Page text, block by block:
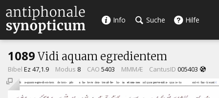
Info Suche Hilfe
1089 Vidi aquam egredientem
Bibel Ez 47,1.9 Modus 8 CAO 5403 MMMÆ CantusID 005403